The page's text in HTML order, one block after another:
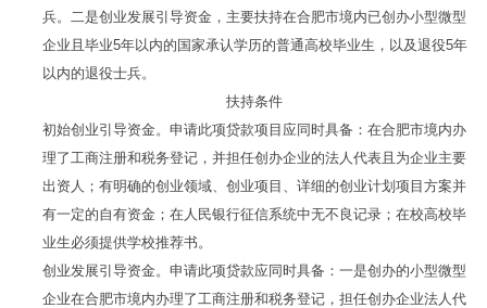
兵。二是创业发展引导资金，主要扶持在合肥市境内已创办小型微型
企业且毕业5年以内的国家承认学历的普通高校毕业生，以及退役5年
以内的退役士兵。
扶持条件
初始创业引导资金。申请此项贷款项目应同时具备：在合肥市境内办
理了工商注册和税务登记，并担任创办企业的法人代表且为企业主要
出资人；有明确的创业领域、创业项目、详细的创业计划项目方案并
有一定的自有资金；在人民银行征信系统中无不良记录；在校高校毕
业生必须提供学校推荐书。
创业发展引导资金。申请此项贷款应同时具备：一是创办的小型微型
企业在合肥市境内办理了工商注册和税务登记，担任创办企业法人代